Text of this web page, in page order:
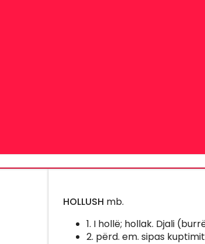
HOLLUSH mb.
1. I hollë; hollak. Djali
2. përd. em. sipas